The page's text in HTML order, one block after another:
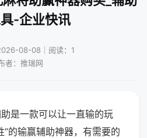
-企业快讯
08-08｜阅读：1
者：推瑞网
是一款可以让一直输的玩
”的输赢辅助神器，有需要的